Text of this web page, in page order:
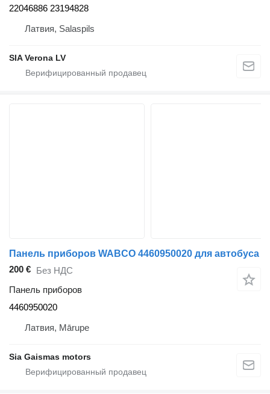
22046886 23194828
Латвия, Salaspils
SIA Verona LV
Панель приборов WABCO 4460950020 для автобуса
200 € Без НДС
Панель приборов
4460950020
Латвия, Mārupe
Sia Gaismas motors